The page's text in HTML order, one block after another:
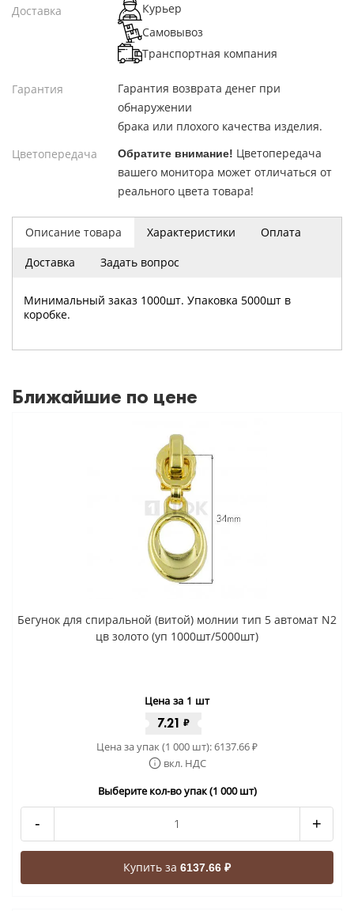
Описание товара Характеристики
Оплата
Доставка
Задать вопрос
Минимальный заказ 1000шт. Упаковка 5000шт в
коробке.
Доставка
Курьер
Самовывоз
Транспортная компания
Гарантия
Гарантия возврата денег при
обнаружении
брака или плохого качества изделия.
Цветопередача
Обратите внимание! Цветопередача
вашего монитора может отличаться от
реального цвета товара!
Ближайшие по цене
Бегунок для спиральной (витой) молнии тип 5 автомат N2
цв золото (уп 1000шт/5000шт)
Цена за 1 шт
7.21 ₽
Цена за упак (1 000 шт):6137.66₽
вкл. НДС
Выберите кол-во упак (1 000 шт)
- +
Купить за 6137.66 ₽